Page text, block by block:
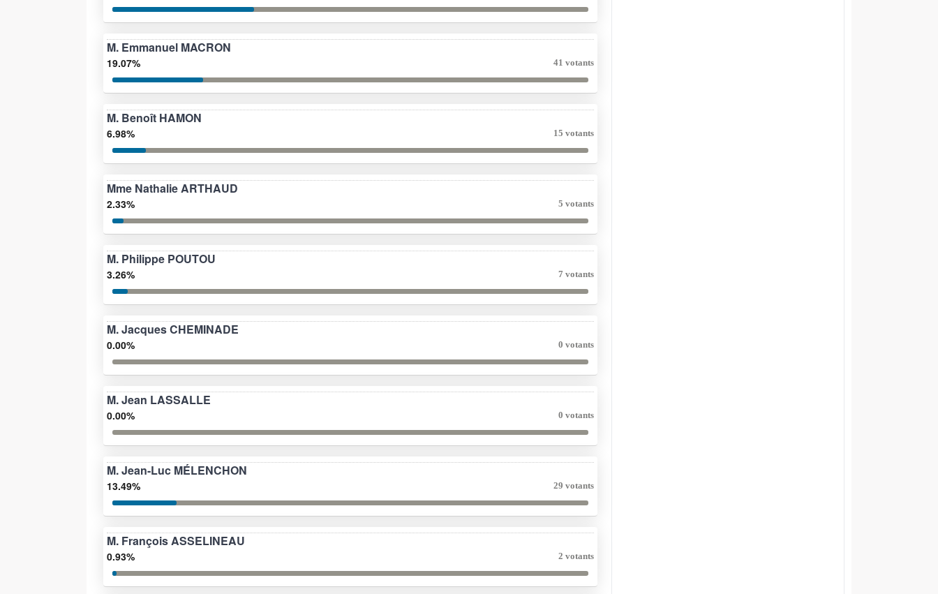
M. Emmanuel MACRON
19.07% 41 votants
M. Benoît HAMON
6.98% 15 votants
Mme Nathalie ARTHAUD
2.33% 5 votants
M. Philippe POUTOU
3.26% 7 votants
M. Jacques CHEMINADE
0.00% 0 votants
M. Jean LASSALLE
0.00% 0 votants
M. Jean-Luc MÉLENCHON
13.49% 29 votants
M. François ASSELINEAU
0.93% 2 votants